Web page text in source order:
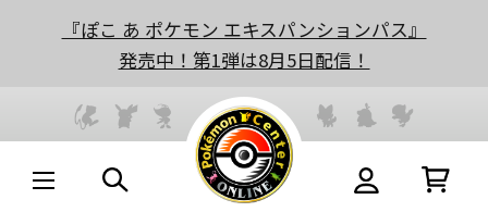
『ぽこ あ ポケモン エキスパンションパス』
発売中！第1弾は8月5日配信！